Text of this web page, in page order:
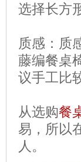
选择长方
质感：质
藤编餐桌
议手工比
从选购餐
易，所以
人。